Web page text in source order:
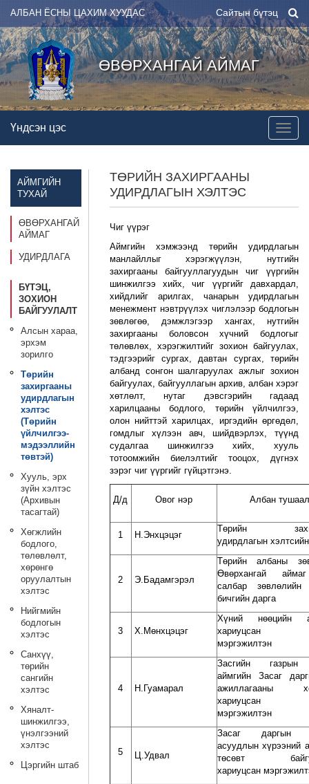
АЛБАН ЁСНЫ ЦАХИМ ХУУДАС Сайтын бүтэц
ӨВӨРХАНГАЙ АЙМАГ
Үндсэн цэс
АЙМГИЙН
ТУХАЙ
ӨВӨРХАНГАЙ
АЙМАГ
УДИРДЛАГА
БҮТЭЦ,
ЗОХИОН
БАЙГУУЛАЛТ
Алсын хараа,
эрхэм
зорилго
Төрийн
захиргааны
удирдлагын
хэлтэс
(Төрийн
үйлчилгээ-
мэдээллийн
төвтэй)
Хууль, эрх
зүйн хэлтэс
(Архивын
тасагтай)
Хөгжлийн
бодлого,
төлөвлөлт,
хөрөнгө
оруулалтын
хэлтэс
Нийгмийн
бодлогын
хэлтэс
Санхүү,
төрийн
сангийн
хэлтэс
Хяналт-
шинжилгээ,
үнэлгээний
хэлтэс
Цэргийн штаб
ТӨРИЙН ЗАХИРГААНЫ
УДИРДЛАГЫН ХЭЛТЭС
Чиг үүрэг
Аймгийн хэмжээнд төрийн удирдлагын
манлайллыг хэрэгжүүлэн, нутгийн
захиргааны байгууллагуудын чиг үүргийн
шинжилгээ хийх, чиг үүргийг давхардал,
хийдлийг арилгах, чанарын удирдлагын
менежмент нэвтрүүлэх чиглэлээр бодлогын
зөвлөгөө, дэмжлэгээр хангах, нутгийн
захиргааны боловсон хүчний бодлогыг
төлөвлөх, хэрэгжилтийг зохион байгуулах,
тэдгээрийг сургах, давтан сургах, төрийн
албанд сонгон шалгаруулах ажлыг зохион
байгуулах, байгууллагын архив, албан хэрэг
хөтлөлт, нутаг дэвсгэрийн гадаад
харилцааны бодлого, төрийн үйлчилгээ,
олон нийттэй харилцах, иргэдийн өргөдөл,
гомдлыг хүлээн авч, шийдвэрлэх, түүнд
судалгаа шинжилгээ хийх, хууль
тотоомжийн биелэлтийг тооцох, дүгнэх
зэрэг чиг үүргийг гүйцэтгэнэ.
Д/д Овог нэр Албан тушаал
1 Н.Энхцэцэг
Төрийн
удирдлагын
2 Э.Бадамгэрэл
Төрийн албаны
Өвөрхангай
салбар зөвлөлийн
бичгийн дарга
3 Х.Мөнхцэцэг
Хүний нөөцийн
хариуцсан
мэргэжилтэн
4 Н.Гуамарал
Засгийн газрын
аймгийн Засаг
ажиллагааны
хариуцсан
мэргэжилтэн
5 Ц.Удвал
Засаг даргын
асуудлын хүрээний
төсөвт
хариуцсан